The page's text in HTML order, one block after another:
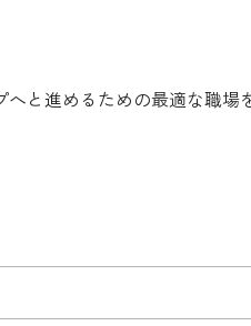
と進めるための最適な職場